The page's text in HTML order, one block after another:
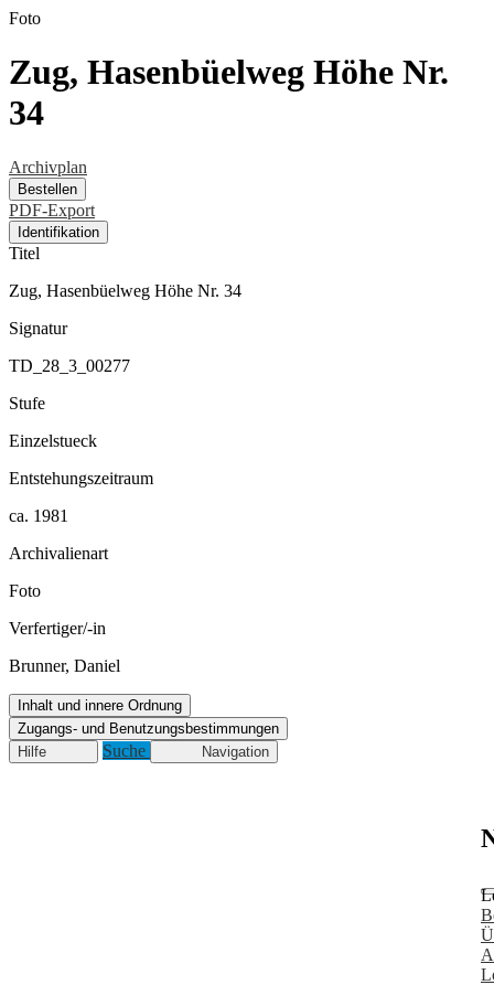
Foto
Zug, Hasenbüelweg Höhe Nr.
34
Archivplan
Bestellen
PDF-Export
Identifikation
Titel
Zug, Hasenbüelweg Höhe Nr. 34
Signatur
TD_28_3_00277
Stufe
Einzelstueck
Entstehungszeitraum
ca. 1981
Archivalienart
Foto
Verfertiger/-in
Brunner, Daniel
Inhalt und innere Ordnung
Zugangs- und Benutzungsbestimmungen
Hilfe
Suche Navigation